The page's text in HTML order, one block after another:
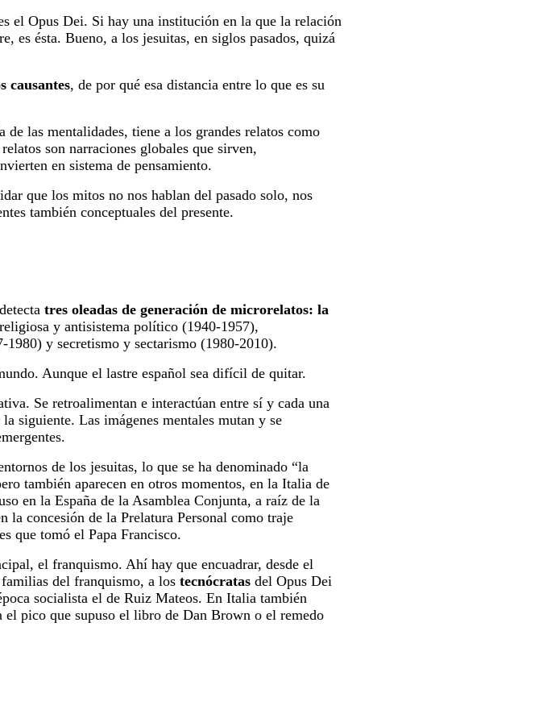
el Opus Dei. Si hay una institución en la que la relación
es ésta. Bueno, a los jesuitas, en siglos pasados, quizá
causantes, de por qué esa distancia entre lo que es su
las mentalidades, tiene a los grandes relatos como
son narraciones globales que sirven,
en sistema de pensamiento.
que los mitos no nos hablan del pasado solo, nos
también conceptuales del presente.
tres oleadas de generación de microrelatos: la
y antisistema político (1940-1957),
y secretismo y sectarismo (1980-2010).
Aunque el lastre español sea difícil de quitar.
Se retroalimentan e interactúan entre sí y cada una
siguiente. Las imágenes mentales mutan y se
de los jesuitas, lo que se ha denominado “la
también aparecen en otros momentos, en la Italia de
en la España de la Asamblea Conjunta, a raíz de la
concesión de la Prelatura Personal como traje
que tomó el Papa Francisco.
el franquismo. Ahí hay que encuadrar, desde el
del franquismo, a los tecnócratas del Opus Dei
socialista el de Ruiz Mateos. En Italia también
pico que supuso el libro de Dan Brown o el remedo